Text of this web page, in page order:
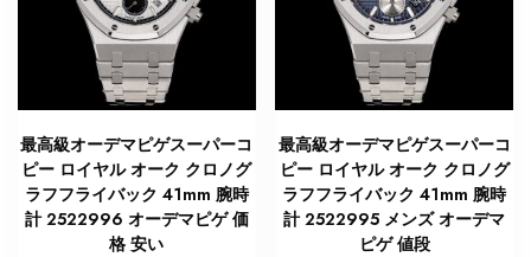
最高級オーデマピゲスーパーコ
ピー ロイヤル オーク クロノグ
ラフフライバック 41mm 腕時
計 2522996 オーデマピゲ 価
格 安い
最高級オーデマピゲスーパーコ
ピー ロイヤル オーク クロノグ
ラフフライバック 41mm 腕時
計 2522995 メンズ オーデマ
ピゲ 値段